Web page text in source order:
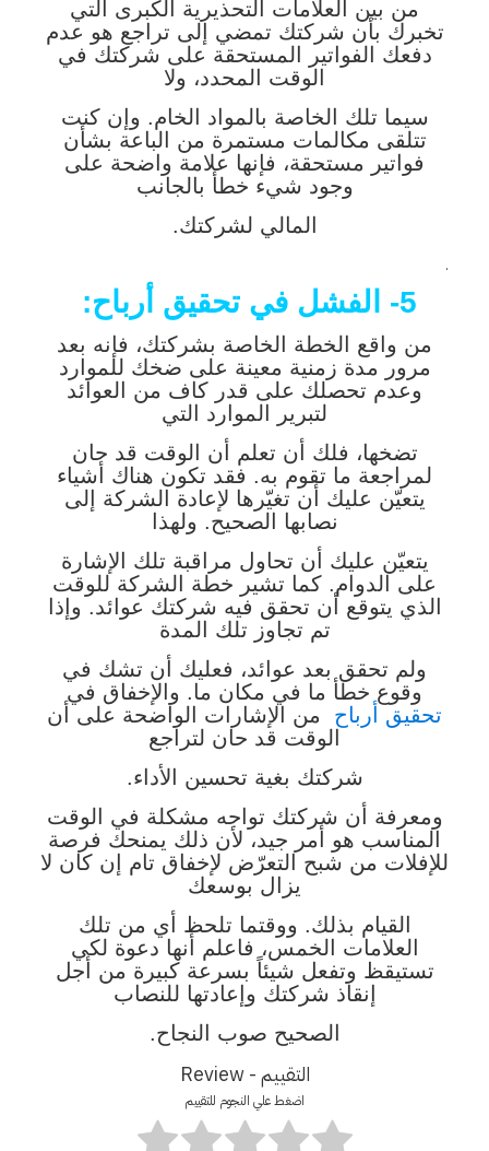
من بين العلامات التحذيرية الكبرى التي
تخبرك بأن شركتك تمضي إلى تراجع هو عدم
دفعك الفواتير المستحقة على شركتك في
الوقت المحدد، ولا
سيما تلك الخاصة بالمواد الخام. وإن كنت
تتلقى مكالمات مستمرة من الباعة بشأن
فواتير مستحقة، فإنها علامة واضحة على
وجود شيء خطأ بالجانب
المالي لشركتك.
.
5- الفشل في تحقيق أرباح:
من واقع الخطة الخاصة بشركتك، فإنه بعد
مرور مدة زمنية معينة على ضخك للموارد
وعدم تحصلك على قدر كاف من العوائد
لتبرير الموارد التي
تضخها، فلك أن تعلم أن الوقت قد حان
لمراجعة ما تقوم به. فقد تكون هناك أشياء
يتعيّن عليك أن تغيّرها لإعادة الشركة إلى
نصابها الصحيح. ولهذا
يتعيّن عليك أن تحاول مراقبة تلك الإشارة
على الدوام. كما تشير خطة الشركة للوقت
الذي يتوقع أن تحقق فيه شركتك عوائد. وإذا
تم تجاوز تلك المدة
ولم تحقق بعد عوائد، فعليك أن تشك في
وقوع خطأ ما في مكان ما. والإخفاق في
تحقيق أرباح من الإشارات الواضحة على أن
الوقت قد حان لتراجع
شركتك بغية تحسين الأداء.
ومعرفة أن شركتك تواجه مشكلة في الوقت
المناسب هو أمر جيد، لأن ذلك يمنحك فرصة
للإفلات من شبح التعرّض لإخفاق تام إن كان لا
يزال بوسعك
القيام بذلك. ووقتما تلحظ أي من تلك
العلامات الخمس، فاعلم أنها دعوة لكي
تستيقظ وتفعل شيئاً بسرعة كبيرة من أجل
إنقاذ شركتك وإعادتها للنصاب
الصحيح صوب النجاح.
التقييم - Review
اضغط علي النجوم للتقييم